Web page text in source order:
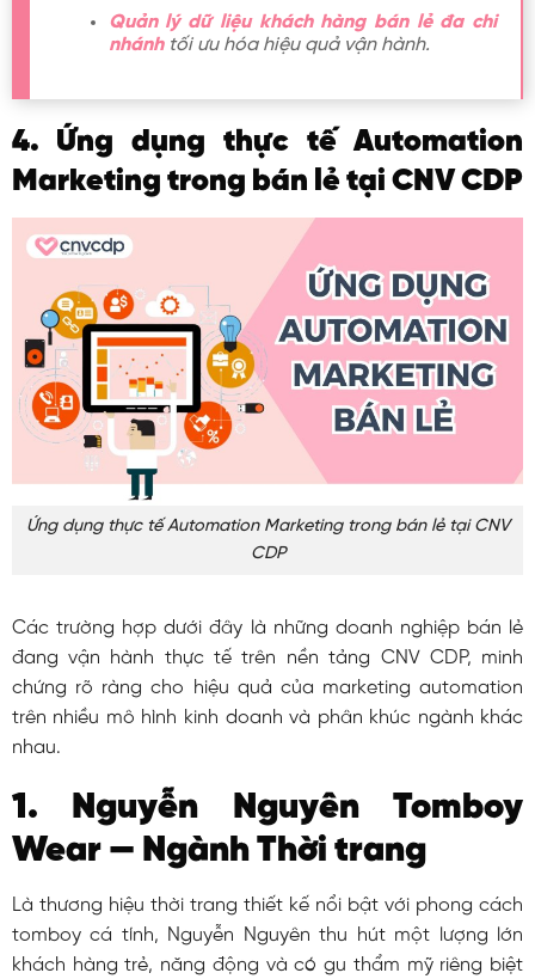
Quản lý dữ liệu khách hàng bán lẻ đa chi
nhánhtối ưu hóa hiệu quả vận hành.
4. Ứng dụng thực tế Automation
Marketing trong bán lẻ tại CNV CDP
Ứng dụng thực tế Automation Marketing trong bán lẻ tại CNV
CDP
Các trường hợp dưới đây là những doanh nghiệp bán lẻ
đang vận hành thực tế trên nền tảng CNV CDP, minh
chứng rõ ràng cho hiệu quả của marketing automation
trên nhiều mô hình kinh doanh và phân khúc ngành khác
nhau.
1. Nguyễn Nguyên Tomboy
Wear — Ngành Thời trang
Là thương hiệu thời trang thiết kế nổi bật với phong cách
tomboy cá tính, Nguyễn Nguyên thu hút một lượng lớn
khách hàng trẻ, năng động và có gu thẩm mỹ riêng biệt